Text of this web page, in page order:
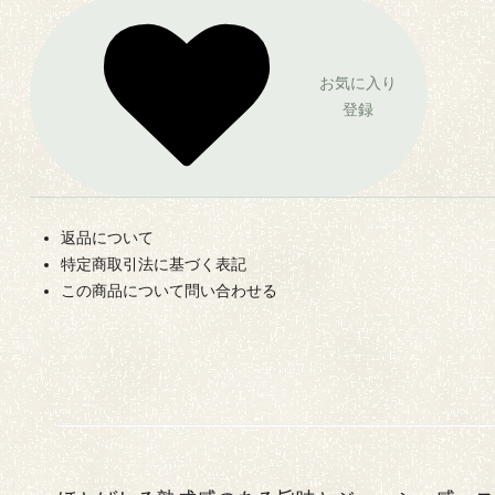
お気に入り
登録
返品について
特定商取引法に基づく表記
この商品について問い合わせる